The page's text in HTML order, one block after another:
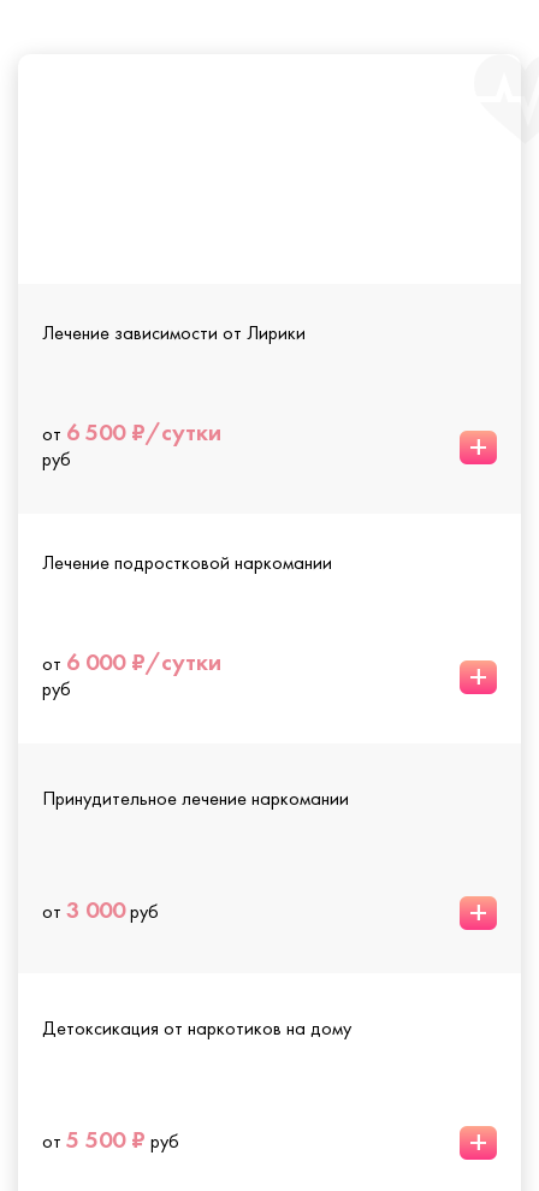
Лечение зависимости от Лирики
от 6 500 ₽/сутки
руб +
Лечение подростковой наркомании
от 6 000 ₽/сутки
руб +
Принудительное лечение наркомании
от 3 000руб +
Детоксикация от наркотиков на дому
от 5 500 ₽ руб +